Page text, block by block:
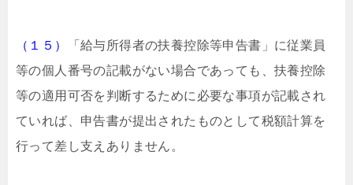
（１５）
「給与所得者の扶養控除等申告書」に従業員
等の個人番号の記載がない場合であっても、扶養控除
等の適用可否を判断するために必要な事項が記載され
ていれば、申告書が提出されたものとして税額計算を
行って差し支えありません。